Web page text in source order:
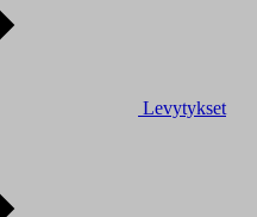
Levytykset